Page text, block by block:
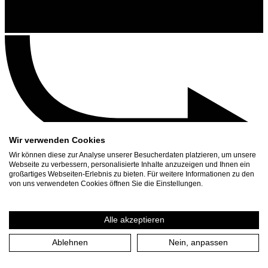
Kontakt
Presse Download
Wir verwenden Cookies
Wir können diese zur Analyse unserer Besucherdaten platzieren, um unsere
Webseite zu verbessern, personalisierte Inhalte anzuzeigen und Ihnen ein
großartiges Webseiten-Erlebnis zu bieten. Für weitere Informationen zu den
von uns verwendeten Cookies öffnen Sie die Einstellungen.
Alle akzeptieren
Ablehnen Nein, anpassen